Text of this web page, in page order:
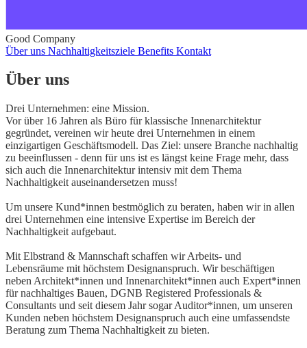
Good Company
Über uns Nachhaltigkeitsziele Benefits Kontakt
Über uns
Drei Unternehmen: eine Mission.
Vor über 16 Jahren als Büro für klassische Innenarchitektur
gegründet, vereinen wir heute drei Unternehmen in einem
einzigartigen Geschäftsmodell. Das Ziel: unsere Branche nachhaltig
zu beeinflussen - denn für uns ist es längst keine Frage mehr, dass
sich auch die Innenarchitektur intensiv mit dem Thema
Nachhaltigkeit auseinandersetzen muss!
Um unsere Kund*innen bestmöglich zu beraten, haben wir in allen
drei Unternehmen eine intensive Expertise im Bereich der
Nachhaltigkeit aufgebaut.
Mit Elbstrand & Mannschaft schaffen wir Arbeits- und
Lebensräume mit höchstem Designanspruch. Wir beschäftigen
neben Architekt*innen und Innenarchitekt*innen auch Expert*innen
für nachhaltiges Bauen, DGNB Registered Professionals &
Consultants und seit diesem Jahr sogar Auditor*innen, um unseren
Kunden neben höchstem Designanspruch auch eine umfassendste
Beratung zum Thema Nachhaltigkeit zu bieten.